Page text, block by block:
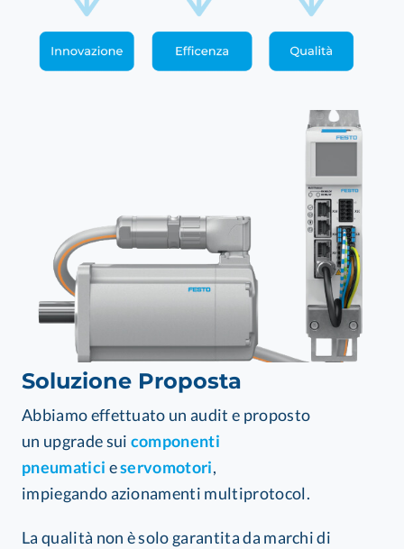
Soluzione Proposta
Abbiamo effettuato un audit e proposto
un upgrade sui componenti
pneumatici eservomotori,
impiegandoazionamenti multiprotocol.
La qualità non è solo garantita da marchi di